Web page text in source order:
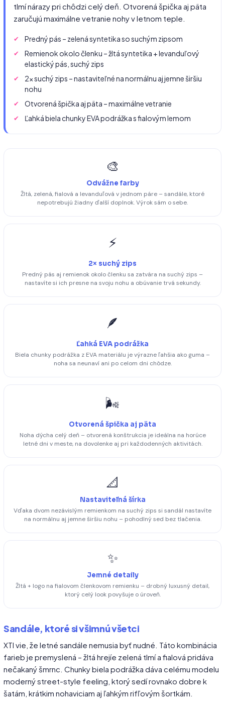
tlmí nárazy pri chôdzi celý deň. Otvorená špička aj päta
zaručujú maximálne vetranie nohy v letnom teple.
Predný pás – zelená syntetika so suchým zipsom
Remienok okolo členku – žltá syntetika + levanduľový
elastický pás, suchý zips
2× suchý zips – nastaviteľné na normálnu aj jemne širšiu
nohu
Otvorená špička aj päta – maximálne vetranie
Ľahká biela chunky EVA podrážka s fialovým lemom
🎨
Odvážne farby
Žltá, zelená, fialová a levanduľová v jednom páre – sandále, ktoré
nepotrebujú žiadny ďalší doplnok. Výrok sám o sebe.
⚡
2× suchý zips
Predný pás aj remienok okolo členku sa zatvára na suchý zips –
nastavíte si ich presne na svoju nohu a obúvanie trvá sekundy.
🪶
Ľahká EVA podrážka
Biela chunky podrážka z EVA materiálu je výrazne ľahšia ako guma –
noha sa neunaví ani po celom dni chôdze.
🌬️
Otvorená špička aj päta
Noha dýcha celý deň – otvorená konštrukcia je ideálna na horúce
letné dni v meste, na dovolenke aj pri každodenných aktivitách.
📐
Nastaviteľná šírka
Vďaka dvom nezávislým remienkom na suchý zips si sandál nastavíte
na normálnu aj jemne širšiu nohu – pohodlný sed bez tlačenia.
✨
Jemné detaily
Žltá + logo na fialovom členkovom remienku – drobný luxusný detail,
ktorý celý look povyšuje o úroveň.
Sandále, ktoré si všimnú všetci
XTI vie, že letné sandále nemusia byť nudné. Táto kombinácia
farieb je premyslená – žltá hrejíe zelená tlmí a fialová pridáva
nečakaný šmrnc. Chunky biela podrážka dáva celému modelu
moderný street-style feeling, ktorý sedí rovnako dobre k
šatám, krátkim nohaviciam aj ľahkým rifľovým šortkám.